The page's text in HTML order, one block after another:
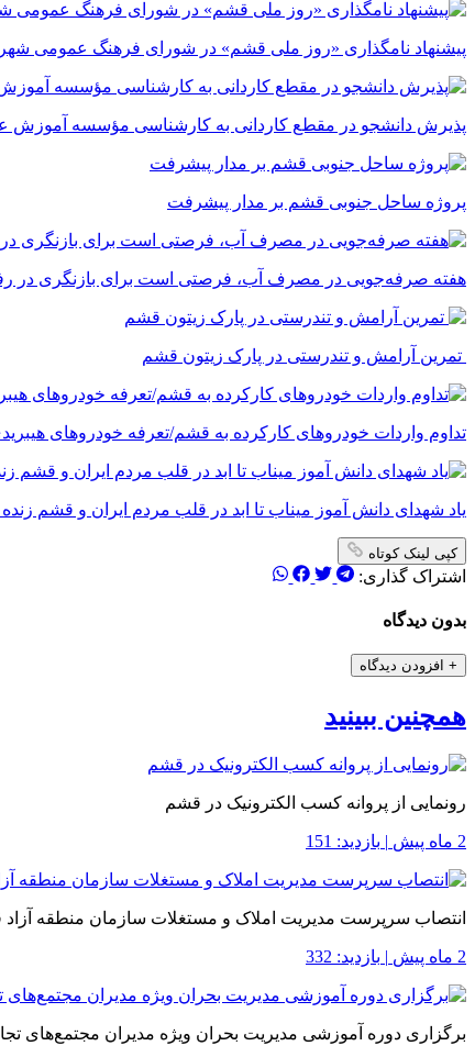
پیشنهاد نامگذاری «روز ملی قشم» در شورای فرهنگ عمومی
پذیرش دانشجو در مقطع کاردانی به کارشناسی مؤسسه آموزش
پروژه ساحل جنوبی قشم بر مدار پیشرفت
‌هفته صرفه‌جویی در مصرف آب، فرصتی است برای بازنگری در
تمرین آرامش و تندرستی در پارک زیتون قشم
تداوم واردات خودروهای کارکرده به قشم/تعرفه خودروهای هیبریدی ۵ درصد
یاد شهدای دانش آموز میناب تا ابد در قلب مردم ایران و قشم
کپی لینک کوتاه
اشتراک گذاری:
بدون دیدگاه
+ افزودن دیدگاه
همچنین ببینید
رونمایی از پروانه کسب الکترونیک در قشم
2 ماه پیش | بازدید: 151
انتصاب سرپرست مدیریت املاک و مستغلات سازمان منطقه
2 ماه پیش | بازدید: 332
برگزاری دوره آموزشی مدیریت بحران ویژه مدیران مجتمع‌های